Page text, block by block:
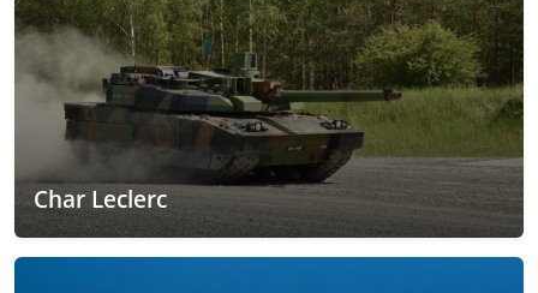
Char Leclerc